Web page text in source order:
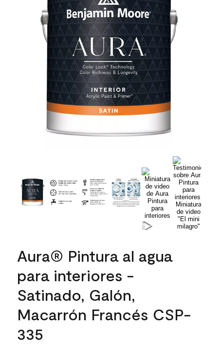
Aura® Pintura al agua
para interiores -
Satinado, Galón,
Macarrón Francés CSP-
335